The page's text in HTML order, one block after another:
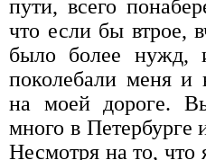
пути, всего
что если бы втрое,
было более нужд,
поколебали меня и
на моей дороге.
много в Петербурге
Несмотря на то, что